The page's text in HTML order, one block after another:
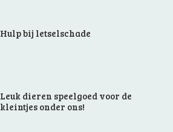
Hulp bij letselschade
Leuk dieren speelgoed voor de
kleintjes onder ons!